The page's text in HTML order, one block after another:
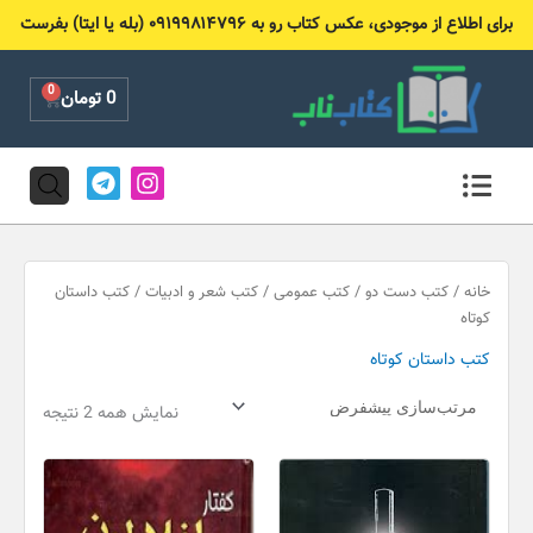
برای اطلاع از موجودی، عکس کتاب رو به ۰۹۱۹۹۸۱۴۷۹۶ (بله یا ایتا) بفرست
0تومان 0
Cart
I
n
s
a
g
T
e
l
g
r خانه / کتب دست دو / کتب عمومی / کتب شعر و ادبیات / کتب داستان
کوتاه
کتب داستان کوتاه
نمایش همه 2 نتیجه